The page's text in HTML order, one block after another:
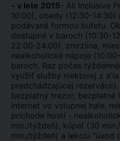
- v lete 2015- All Inclusive
10:00), obedy (12:30-14:30)
podávané formou bufetu.
dostupné v baroch (10:30-
22:00-24:00), zmrzlina,
nealkoholické nápoje
baroch. Raz počas
využiť služby niektorej z
predchádzajúcej
bezplatný trezor, bezplatné
internet vo vstupnej hale,
príchode hostí -
min./týždeň), kúpeľ (30
min./týždeň) a lekciu "úvod